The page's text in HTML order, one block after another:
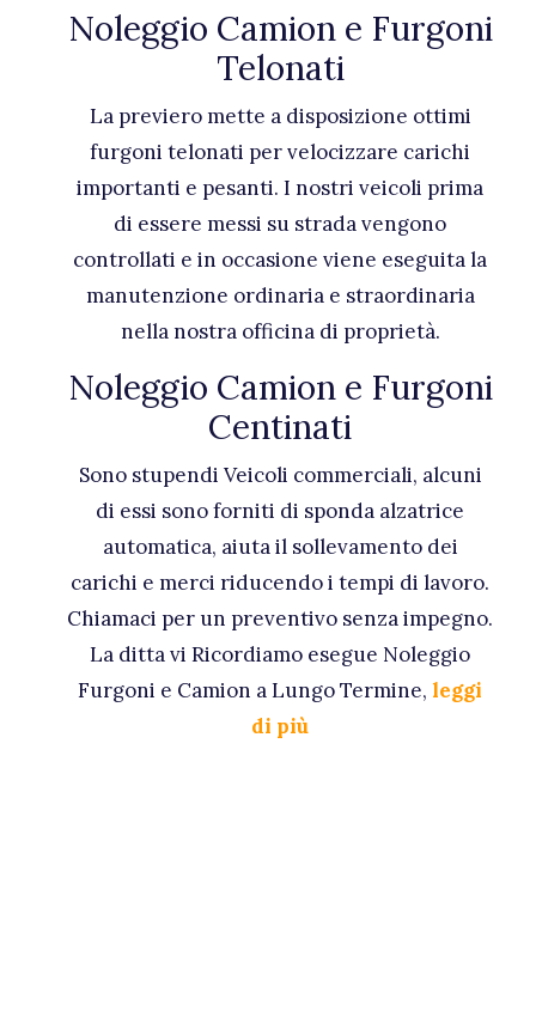
Noleggio Camion e Furgoni
Telonati
La previero mette a disposizione ottimi
furgoni telonati per velocizzare carichi
importanti e pesanti. I nostri veicoli prima
di essere messi su strada vengono
controllati e in occasione viene eseguita la
manutenzione ordinaria e straordinaria
nella nostra officina di proprietà.
Noleggio Camion e Furgoni
Centinati
Sono stupendi Veicoli commerciali, alcuni
di essi sono forniti di sponda alzatrice
automatica, aiuta il sollevamento dei
carichi e merci riducendo i tempi di lavoro.
Chiamaci per un preventivo senza impegno.
La ditta vi Ricordiamo esegue Noleggio
Furgoni e Camion a Lungo Termine, leggi
di più